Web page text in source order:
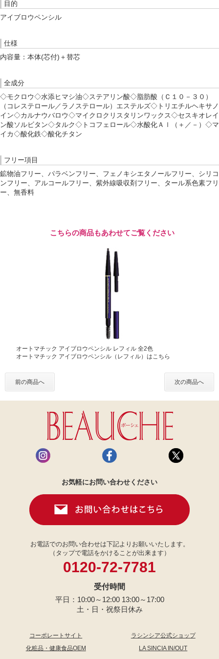
目的
アイブロウペンシル
仕様
内容量：本体(芯付)＋替芯
全成分
◇モクロウ◇水添ヒマシ油◇ステアリン酸◇脂肪酸（Ｃ１０－３０）
（コレステロール／ラノステロール）エステルズ◇トリエチルヘキサノ
イン◇カルナウバロウ◇マイクロクリスタリンワックス◇セスキオレイ
ン酸ソルビタン◇タルク◇トコフェロール◇水酸化Ａｌ（＋／－）◇マ
イカ◇酸化鉄◇酸化チタン
フリー項目
鉱物油フリー、パラベンフリー、フェノキシエタノールフリー、シリコ
ンフリー、アルコールフリー、紫外線吸収剤フリー、タール系色素フリ
ー、無香料
こちらの商品もあわせてご覧ください
オートマチック アイブロウペンシル レフィル 全2色
オートマチック アイブロウペンシル（レフィル）はこちら
前の商品へ 次の商品へ
お気軽にお問い合わせください
お電話でのお問い合わせは下記よりお願いいたします。
（タップで電話をかけることが出来ます）
0120-72-7781
受付時間
平日：10:00～12:00 13:00～17:00
土・日・祝祭日休み
コーポレートサイト
ラシンシア公式ショップ
化粧品・健康食品OEM
LA SINCIA IN/OUT